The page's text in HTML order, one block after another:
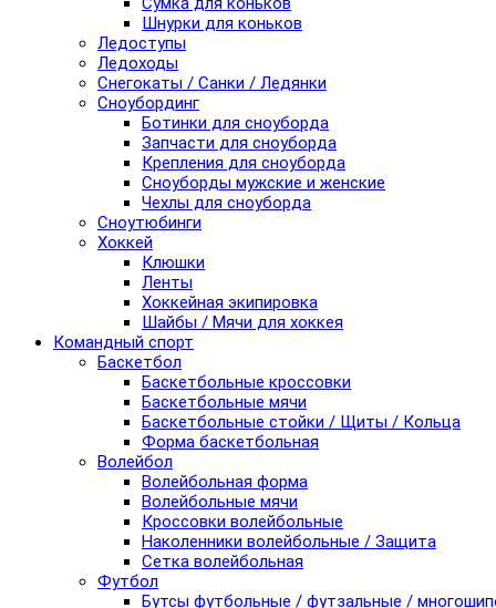
Шнурки для коньков
Ледоступы
Ледоходы
Снегокаты / Санки / Ледянки
Сноубординг
Ботинки для сноуборда
Запчасти для сноуборда
Крепления для сноуборда
Сноуборды мужские и женские
Чехлы для сноуборда
Сноутюбинги
Хоккей
Клюшки
Ленты
Хоккейная экипировка
Шайбы / Мячи для хоккея
Командный спорт
Баскетбол
Баскетбольные кроссовки
Баскетбольные мячи
Баскетбольные стойки / Щиты / Кольца
Форма баскетбольная
Волейбол
Волейбольная форма
Волейбольные мячи
Кроссовки волейбольные
Наколенники волейбольные / Защита
Сетка волейбольная
Футбол
Бутсы футбольные / футзальные /